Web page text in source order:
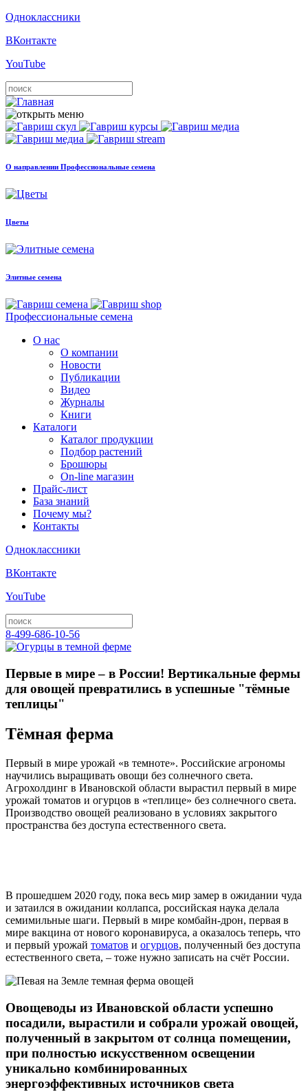
Одноклассники
ВКонтакте
YouTube
О направлении Профессиональные семена
Цветы
Элитные семена
Профессиональные семена
О нас
О компании
Новости
Публикации
Видео
Журналы
Книги
Каталоги
Каталог продукции
Подбор растений
Брошюры
On-line магазин
Прайс-лист
База знаний
Почему мы?
Контакты
Одноклассники
ВКонтакте
YouTube
8-499-686-10-56
Первые в мире – в России! Вертикальные фермы
для овощей превратились в успешные "тёмные
теплицы"
Тёмная ферма
Первый в мире урожай «в темноте». Российские агрономы
научились выращивать овощи без солнечного света.
Агрохолдинг в Ивановской области вырастил первый в мире
урожай томатов и огурцов в «теплице» без солнечного света.
Производство овощей реализовано в условиях закрытого
пространства без доступа естественного света.
В прошедшем 2020 году, пока весь мир замер в ожидании чуда
и затаился в ожидании коллапса, российская наука делала
семимильные шаги. Первый в мире комбайн-дрон, первая в
мире вакцина от нового коронавируса, а оказалось теперь, что
и первый урожай томатов и огурцов, полученный без доступа
естественного света, – тоже нужно записать на счёт России.
Овощеводы из Ивановской области успешно
посадили, вырастили и собрали урожай овощей,
полученный в закрытом от солнца помещении,
при полностью искусственном освещении
уникально комбинированных
энергоэффективных источников света